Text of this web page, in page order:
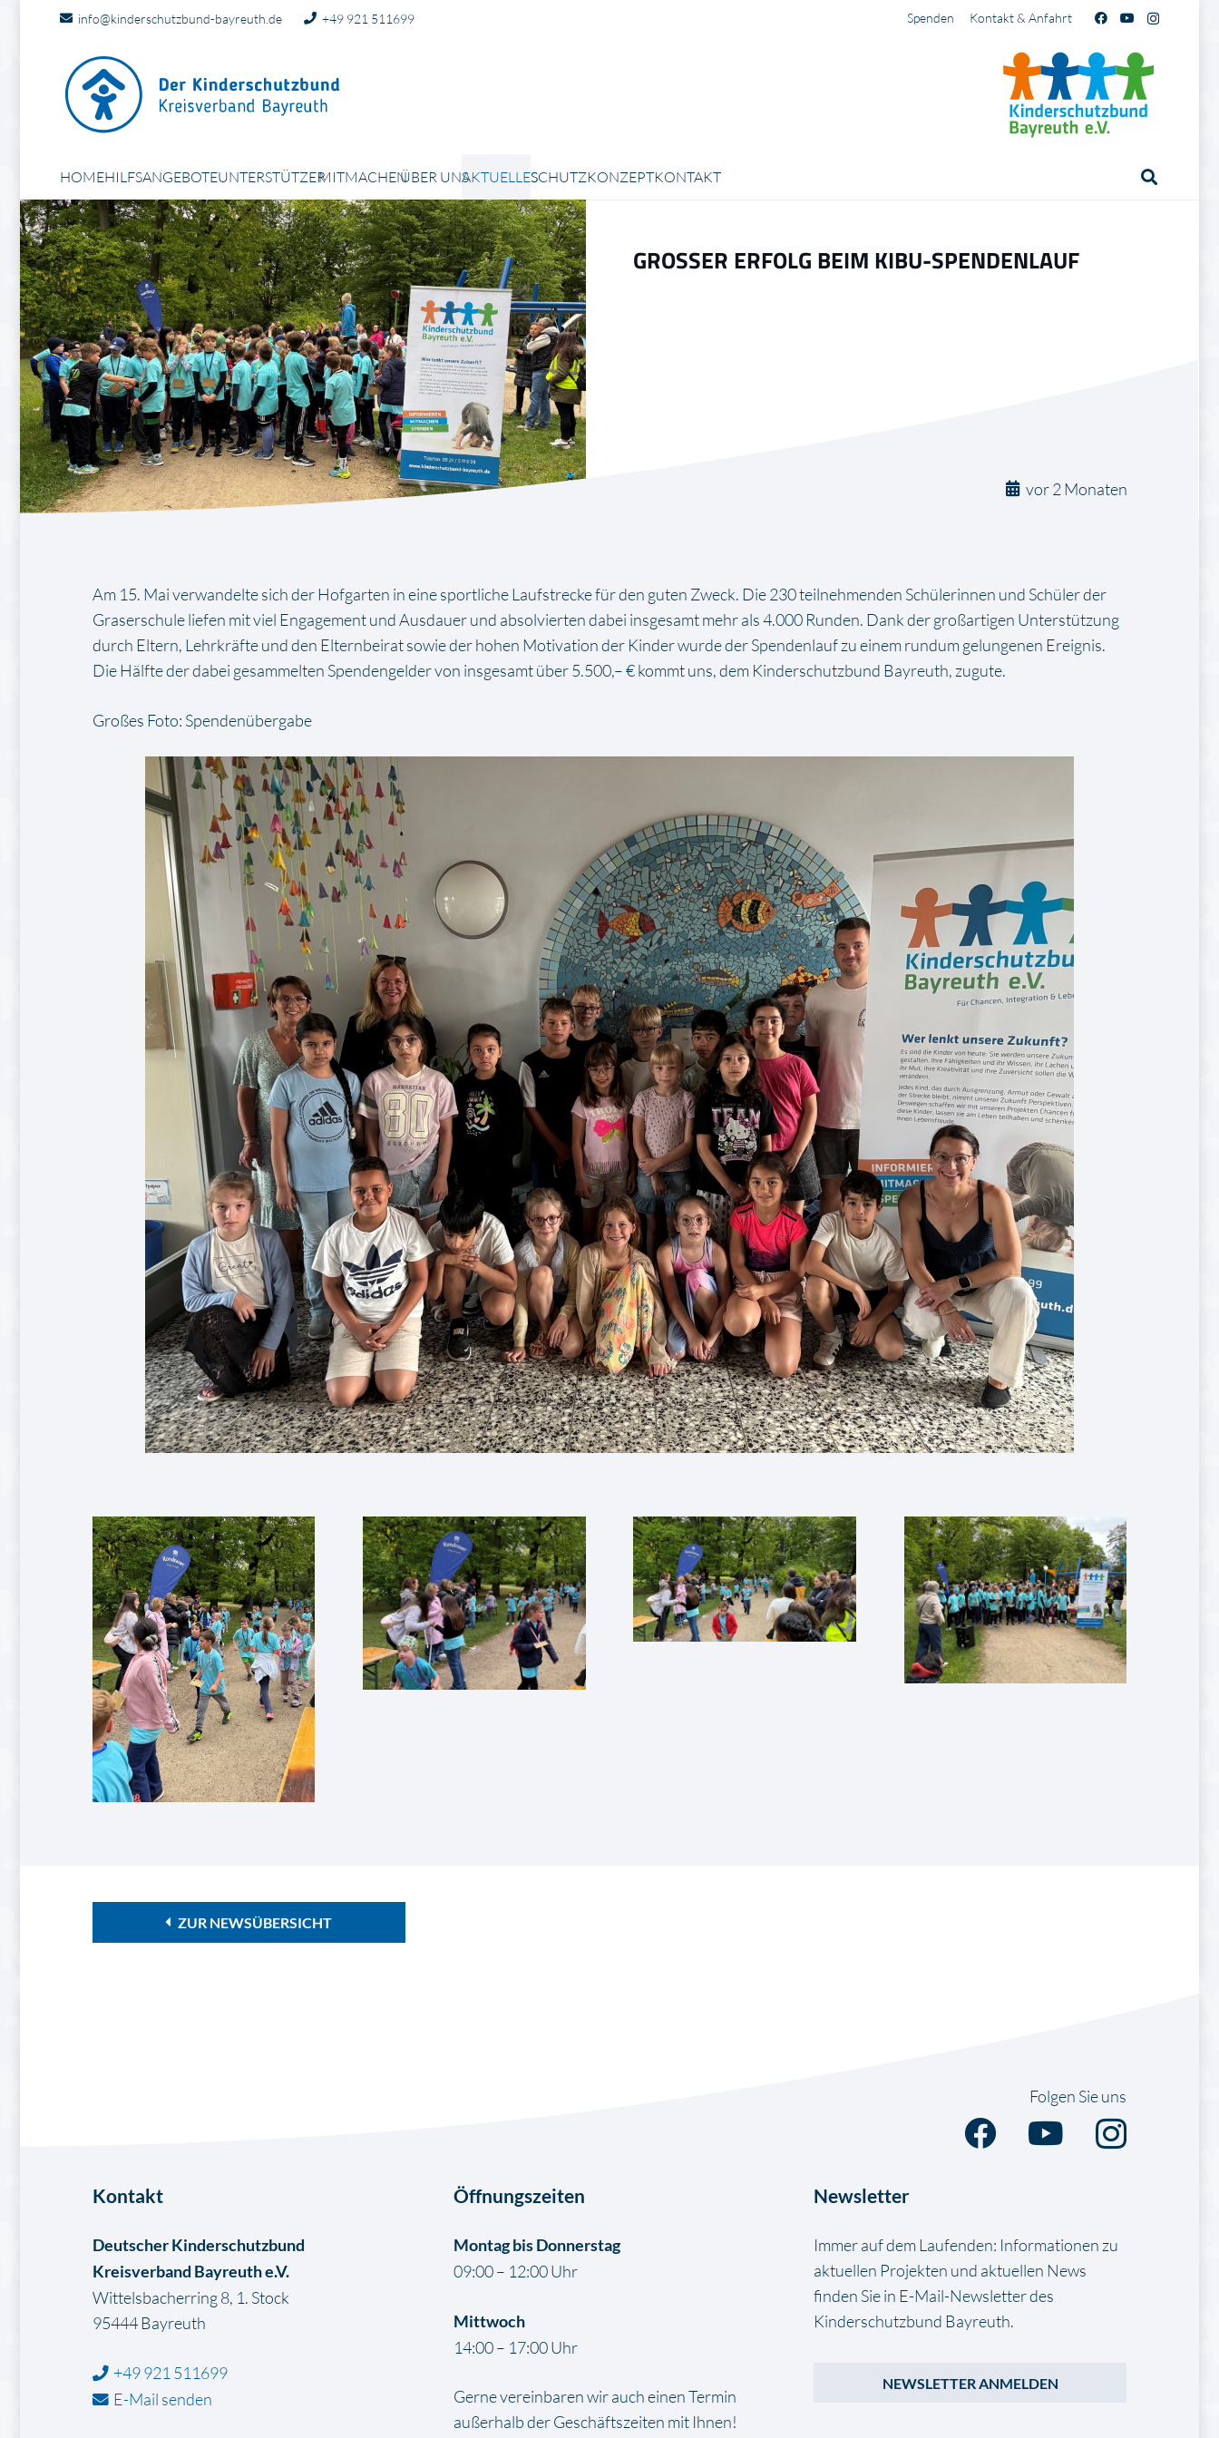
info@kinderschutzbund-bayreuth.de +49 921 511699 Spenden Kontakt & Anfahrt
HOMEHILFSANGEBOTEUNTERSTÜTZERMITMACHENÜBER UNSAKTUELLESSCHUTZKONZEPTKONTAKT
GROSSER ERFOLG BEIM KIBU-SPENDENLAUF
vor 2 Monaten
Am 15. Mai verwandelte sich der Hofgarten in eine sportliche Laufstrecke für den guten Zweck. Die 230 teilnehmenden Schülerinnen und Schüler der
Graserschule liefen mit viel Engagement und Ausdauer und absolvierten dabei insgesamt mehr als 4.000 Runden. Dank der großartigen Unterstützung
durch Eltern, Lehrkräfte und den Elternbeirat sowie der hohen Motivation der Kinder wurde der Spendenlauf zu einem rundum gelungenen Ereignis.
Die Hälfte der dabei gesammelten Spendengelder von insgesamt über 5.500,– € kommt uns, dem Kinderschutzbund Bayreuth, zugute.
Großes Foto: Spendenübergabe
ZUR NEWSÜBERSICHT
Folgen Sie uns
Kontakt
Deutscher Kinderschutzbund
Kreisverband Bayreuth e.V.
Wittelsbacherring 8, 1. Stock
95444 Bayreuth
+49 921 511699
E-Mail senden
Öffnungszeiten
Montag bis Donnerstag
09:00 – 12:00 Uhr
Mittwoch
14:00 – 17:00 Uhr
Gerne vereinbaren wir auch einen Termin
außerhalb der Geschäftszeiten mit Ihnen!
Newsletter
Immer auf dem Laufenden: Informationen zu
aktuellen Projekten und aktuellen News
finden Sie in E-Mail-Newsletter des
Kinderschutzbund Bayreuth.
NEWSLETTER ANMELDEN